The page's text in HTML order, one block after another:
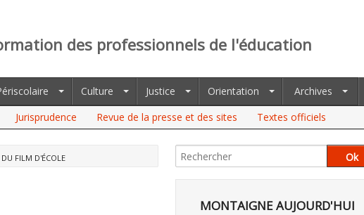
des professionnels de l'éducation
Culture Justice Orientation
Archives
Jurisprudence Revue de la presse et des sites Textes officiels
FILM D'ÉCOLE
MONTAIGNE AUJOURD'HUI